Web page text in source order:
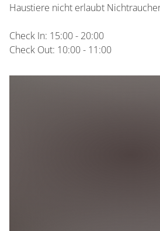
Haustiere nicht erlaubt
Check In: 15:00 - 20:00
Check Out: 10:00 - 11:00